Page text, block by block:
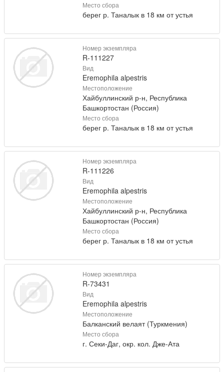
Место сбора
берег р. Таналык в 18 км от устья
Номер экземпляра
R-111227
Вид
Eremophila alpestris
Местоположение
Хайбуллинский р-н, Республика
Башкортостан (Россия)
Место сбора
берег р. Таналык в 18 км от устья
Номер экземпляра
R-111226
Вид
Eremophila alpestris
Местоположение
Хайбуллинский р-н, Республика
Башкортостан (Россия)
Место сбора
берег р. Таналык в 18 км от устья
Номер экземпляра
R-73431
Вид
Eremophila alpestris
Местоположение
Балканский велаят (Туркмения)
Место сбора
г. Секи-Даг, окр. кол. Дже-Ата